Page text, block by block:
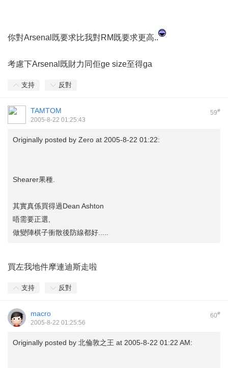
你對Arsenal既要求比我對RM既要求更高..
考慮下Arsenal既財力同佢ge size至得ga
支持 反對
59#
TAMTOM
2005-8-22 01:25:43
Originally posted by Zero at 2005-8-22 01:22:
Shearer果種.
其實真係買得過Dean Ashton
唔需要正選,
做變陣棋子衝散後防線都好.....
買左我地件摩連迪斯走啦
支持 反對
60#
macro
2005-8-22 01:25:56
Originally posted by 北倫敦之王 at 2005-8-22 01:22 AM: